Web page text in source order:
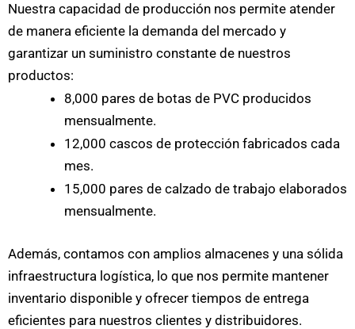
Nuestra capacidad de producción nos permite atender
de manera eficiente la demanda del mercado y
garantizar un suministro constante de nuestros
productos:
8,000 pares de botas de PVC producidos
mensualmente.
12,000 cascos de protección fabricados cada
mes.
15,000 pares de calzado de trabajo elaborados
mensualmente.
Además, contamos con amplios almacenes y una sólida
infraestructura logística, lo que nos permite mantener
inventario disponible y ofrecer tiempos de entrega
eficientes para nuestros clientes y distribuidores.